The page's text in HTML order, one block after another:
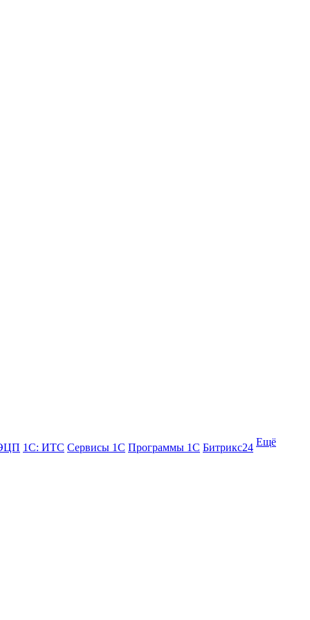
1С: ИТС Сервисы 1С Программы 1С Битрикс24 Ещё